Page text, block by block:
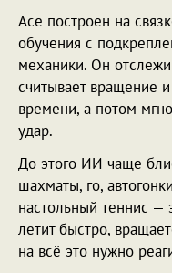
Ace построен на
обучения с
механики. Он
считывает вращение
времени, а потом
удар.
До этого ИИ чаще
шахматы, го,
настольный теннис —
летит быстро,
на всё это нужно